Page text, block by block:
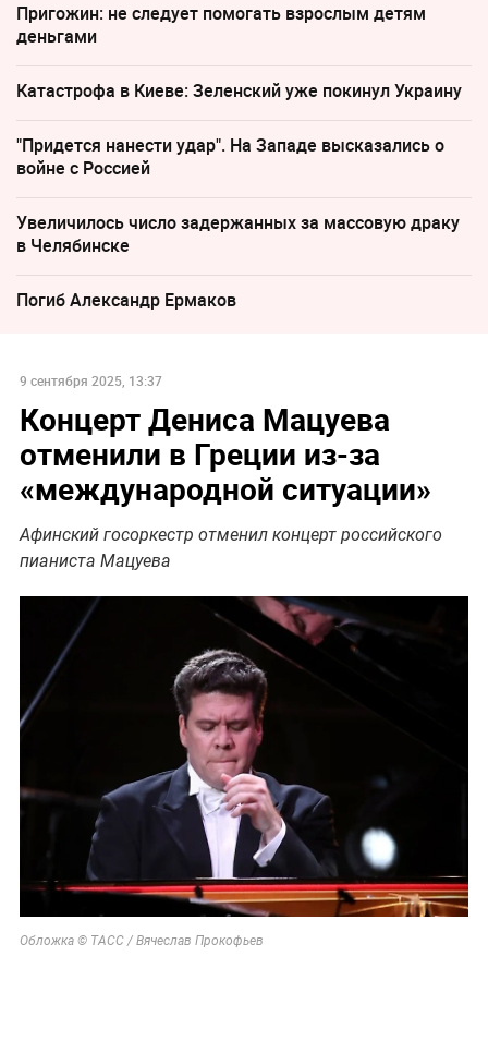
Пригожин: не следует помогать взрослым детям
деньгами
Катастрофа в Киеве: Зеленский уже покинул Украину
"Придется нанести удар". На Западе высказались о
войне с Россией
Увеличилось число задержанных за массовую драку
в Челябинске
Погиб Александр Ермаков
9 сентября 2025, 13:37
Концерт Дениса Мацуева
отменили в Греции из-за
«международной ситуации»
Афинский госоркестр отменил концерт российского
пианиста Мацуева
Обложка © ТАСС / Вячеслав Прокофьев